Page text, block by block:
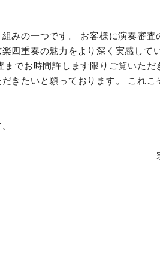
みの一つです。 お客様に演奏審査
四重奏の魅力をより深く実感して
でお時間許します限りご覧いた
きたいと願っております。 これこ